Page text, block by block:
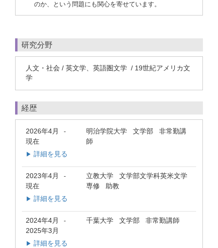
のか、という問題にも関心を寄せています。
研究分野
人文・社会 / 英文学、英語圏文学 / 19世紀アメリカ文
学
経歴
2026年4月 -
現在
明治学院大学 文学部 非常勤講
師
▶ 詳細を見る
2023年4月 -
現在
立教大学 文学部文学科英米文学
専修 助教
▶ 詳細を見る
2024年4月 -
2025年3月
千葉大学 文学部 非常勤講師
▶ 詳細を見る